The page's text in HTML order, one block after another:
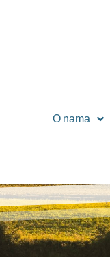
O nama